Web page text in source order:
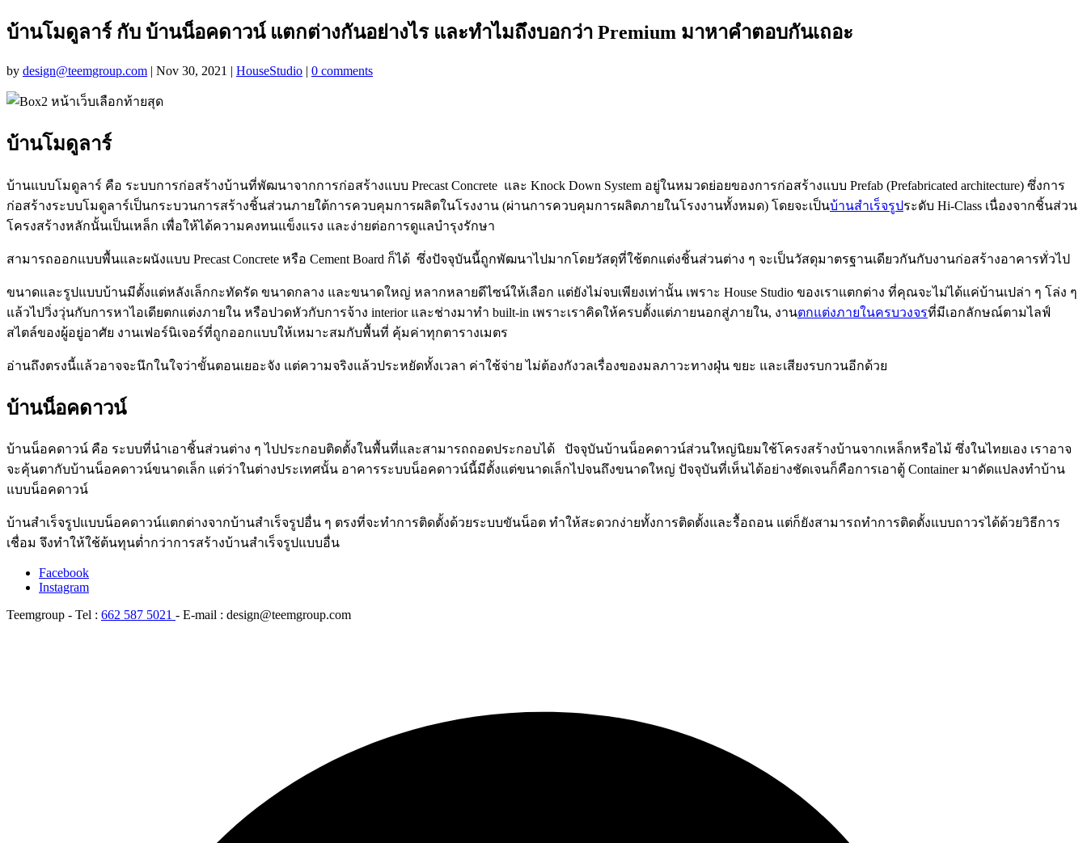
บ้านโมดูลาร์ กับ บ้านน็อคดาวน์ แตกต่างกันอย่างไร และทำไมถึงบอกว่า Premium มาหาคำตอบกันเถอะ
by design@teemgroup.com | Nov 30, 2021 | HouseStudio | 0 comments
บ้านโมดูลาร์
บ้านแบบโมดูลาร์ คือ ระบบการก่อสร้างบ้านที่พัฒนาจากการก่อสร้างแบบ Precast Concrete และ Knock Down System อยู่ในหมวดย่อยของการก่อสร้างแบบ Prefab (Prefabricated architecture) ซึ่งการ
ก่อสร้างระบบโมดูลาร์เป็นกระบวนการสร้างชิ้นส่วนภายใต้การควบคุมการผลิตในโรงงาน (ผ่านการควบคุมการผลิตภายในโรงงานทั้งหมด) โดยจะเป็นบ้านสำเร็จรูประดับ Hi-Class เนื่องจากชิ้นส่วน
โครงสร้างหลักนั้นเป็นเหล็ก เพื่อให้ได้ความคงทนแข็งแรง และง่ายต่อการดูแลบำรุงรักษา
สามารถออกแบบพื้นและผนังแบบ Precast Concrete หรือ Cement Board ก็ได้ ซึ่งปัจจุบันนี้ถูกพัฒนาไปมากโดยวัสดุที่ใช้ตกแต่งชิ้นส่วนต่าง ๆ จะเป็นวัสดุมาตรฐานเดียวกันกับงานก่อสร้างอาคารทั่วไป
ขนาดและรูปแบบบ้านมีตั้งแต่หลังเล็กกะทัดรัด ขนาดกลาง และขนาดใหญ่ หลากหลายดีไซน์ให้เลือก แต่ยังไม่จบเพียงเท่านั้น เพราะ House Studio ของเราแตกต่าง ที่คุณจะไม่ได้แค่บ้านเปล่า ๆ โล่ง ๆ
แล้วไปวิ่งวุ่นกับการหาไอเดียตกแต่งภายใน หรือปวดหัวกับการจ้าง interior และช่างมาทำ built-in เพราะเราคิดให้ครบตั้งแต่ภายนอกสู่ภายใน, งานตกแต่งภายในครบวงจรที่มีเอกลักษณ์ตามไลฟ์
สไตล์ของผู้อยู่อาศัย งานเฟอร์นิเจอร์ที่ถูกออกแบบให้เหมาะสมกับพื้นที่ คุ้มค่าทุกตารางเมตร
อ่านถึงตรงนี้แล้วอาจจะนึกในใจว่าขั้นตอนเยอะจัง แต่ความจริงแล้วประหยัดทั้งเวลา ค่าใช้จ่าย ไม่ต้องกังวลเรื่องของมลภาวะทางฝุ่น ขยะ และเสียงรบกวนอีกด้วย
บ้านน็อคดาวน์
บ้านน็อคดาวน์ คือ ระบบที่นำเอาชิ้นส่วนต่าง ๆ ไปประกอบติดตั้งในพื้นที่และสามารถถอดประกอบได้ ปัจจุบันบ้านน็อคดาวน์ส่วนใหญ่นิยมใช้โครงสร้างบ้านจากเหล็กหรือไม้ ซึ่งในไทยเอง เราอาจ
จะคุ้นตากับบ้านน็อคดาวน์ขนาดเล็ก แต่ว่าในต่างประเทศนั้น อาคารระบบน็อคดาวน์นี้มีตั้งแต่ขนาดเล็กไปจนถึงขนาดใหญ่ ปัจจุบันที่เห็นได้อย่างชัดเจนก็คือการเอาตู้ Container มาดัดแปลงทำบ้าน
แบบน็อคดาวน์
บ้านสำเร็จรูปแบบน็อคดาวน์แตกต่างจากบ้านสำเร็จรูปอื่น ๆ ตรงที่จะทำการติดตั้งด้วยระบบขันน็อต ทำให้สะดวกง่ายทั้งการติดตั้งและรื้อถอน แต่ก็ยังสามารถทำการติดตั้งแบบถาวรได้ด้วยวิธีการ
เชื่อม จึงทำให้ใช้ต้นทุนต่ำกว่าการสร้างบ้านสำเร็จรูปแบบอื่น
Facebook
Instagram
Teemgroup - Tel : 662 587 5021 - E-mail : design@teemgroup.com